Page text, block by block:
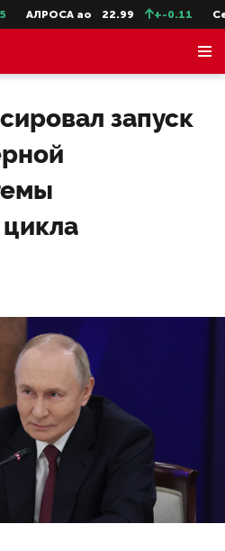
АЛРОСА ао 22.99 +-0.11
запуск
цикла